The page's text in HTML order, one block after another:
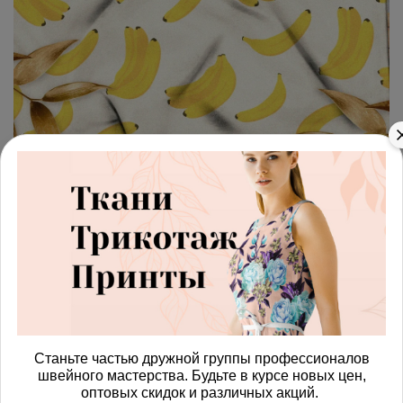
арт.4287387_muslin
Ткань муслин бананчики на
белом фоне
Получить доступ к оптовым ценам
В корзину
Станьте частью дружной группы профессионалов
швейного мастерства. Будьте в курсе новых цен,
оптовых скидок и различных акций.